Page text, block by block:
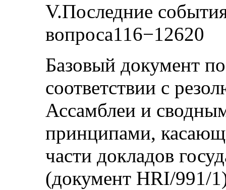
V.Последние
вопроса116−12620
Базовый документ
соответствии с
Ассамблеи и
принципами,
части докладов
(документ HRI/991/